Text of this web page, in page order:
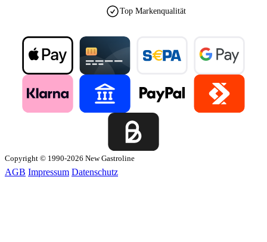
Top Markenqualität
Copyright © 1990-2026 New Gastroline
AGB Impressum Datenschutz